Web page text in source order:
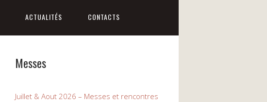
ACTUALITÉS CONTACTS
Messes
Juillet & Aout 2026 – Messes et rencontres